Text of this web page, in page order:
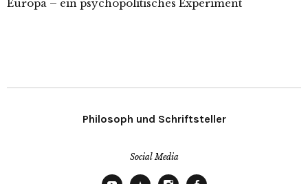
Europa – ein psychopolitisches Experiment
Philosoph und Schriftsteller
Social Media